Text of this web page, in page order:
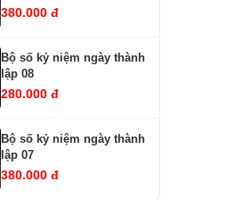
380.000 đ
Bộ số kỷ niệm ngày thành
lập 08
280.000 đ
Bộ số kỷ niệm ngày thành
lập 07
380.000 đ